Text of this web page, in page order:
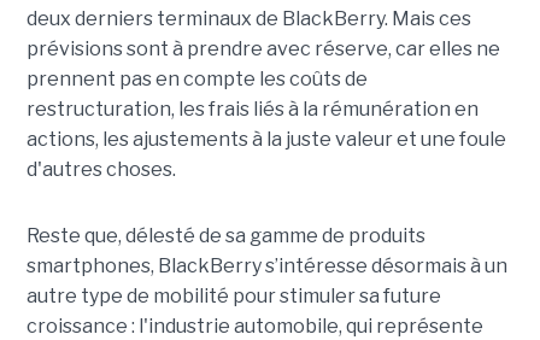
deux derniers terminaux de BlackBerry. Mais ces
prévisions sont à prendre avec réserve, car elles ne
prennent pas en compte les coûts de
restructuration, les frais liés à la rémunération en
actions, les ajustements à la juste valeur et une foule
d'autres choses.
Reste que, délesté de sa gamme de produits
smartphones, BlackBerry s’intéresse désormais à un
autre type de mobilité pour stimuler sa future
croissance : l'industrie automobile, qui représente